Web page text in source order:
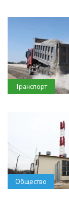
Транспорт
Общество